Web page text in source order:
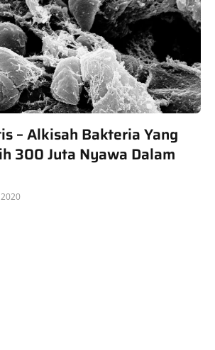
– Alkisah Bakteria Yang
300 Juta Nyawa Dalam